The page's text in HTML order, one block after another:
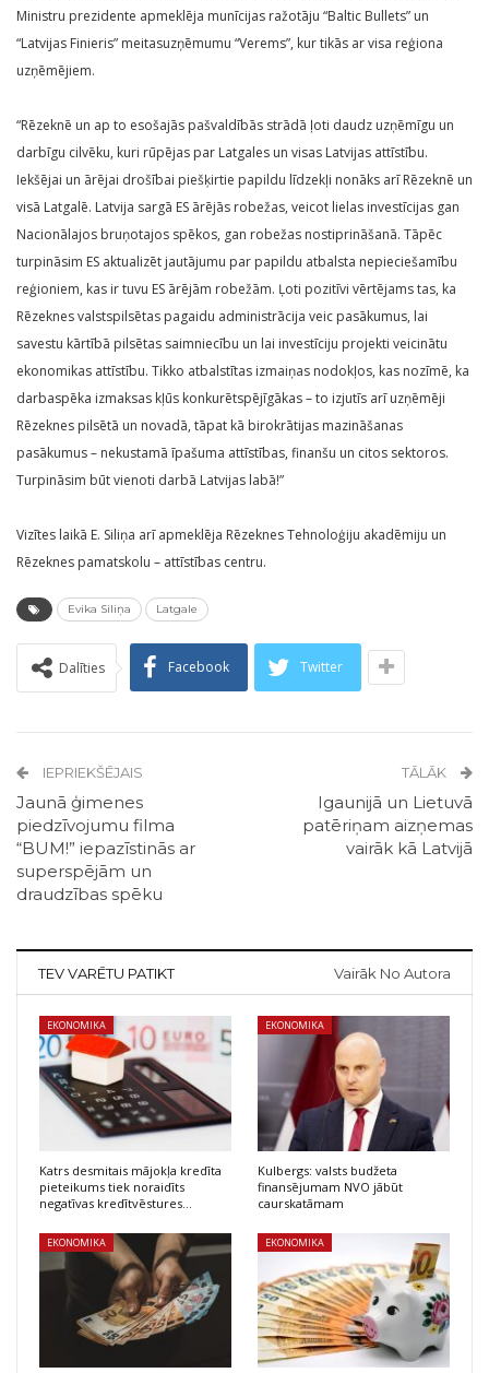
Ministru prezidente apmeklēja munīcijas ražotāju “Baltic Bullets” un
“Latvijas Finieris” meitasuzņēmumu “Verems”, kur tikās ar visa reģiona
uzņēmējiem.
“Rēzeknē un ap to esošajās pašvaldībās strādā ļoti daudz uzņēmīgu un
darbīgu cilvēku, kuri rūpējas par Latgales un visas Latvijas attīstību.
Iekšējai un ārējai drošībai piešķirtie papildu līdzekļi nonāks arī Rēzeknē un
visā Latgalē. Latvija sargā ES ārējās robežas, veicot lielas investīcijas gan
Nacionālajos bruņotajos spēkos, gan robežas nostiprināšanā. Tāpēc
turpināsim ES aktualizēt jautājumu par papildu atbalsta nepieciešamību
reģioniem, kas ir tuvu ES ārējām robežām. Ļoti pozitīvi vērtējams tas, ka
Rēzeknes valstspilsētas pagaidu administrācija veic pasākumus, lai
savestu kārtībā pilsētas saimniecību un lai investīciju projekti veicinātu
ekonomikas attīstību. Tikko atbalstītas izmaiņas nodokļos, kas nozīmē, ka
darbaspēka izmaksas kļūs konkurētspējīgākas – to izjutīs arī uzņēmēji
Rēzeknes pilsētā un novadā, tāpat kā birokrātijas mazināšanas
pasākumus – nekustamā īpašuma attīstības, finanšu un citos sektoros.
Turpināsim būt vienoti darbā Latvijas labā!”
Vizītes laikā E. Siliņa arī apmeklēja Rēzeknes Tehnoloģiju akadēmiju un
Rēzeknes pamatskolu – attīstības centru.
Evika Siliņa Latgale
Dalīties Facebook Twitter
IEPRIEKŠĒJAIS
Jaunā ģimenes
piedzīvojumu filma
“BUM!” iepazīstinās ar
superspējām un
draudzības spēku
TĀLĀK
Igaunijā un Lietuvā
patēriņam aizņemas
vairāk kā Latvijā
TEV VARĒTU PATIKT Vairāk No Autora
EKONOMIKA
Katrs desmitais mājokļa kredīta
pieteikums tiek noraidīts
negatīvas kredītvēstures…
EKONOMIKA
Kulbergs: valsts budžeta
finansējumam NVO jābūt
caurskatāmam
EKONOMIKA EKONOMIKA